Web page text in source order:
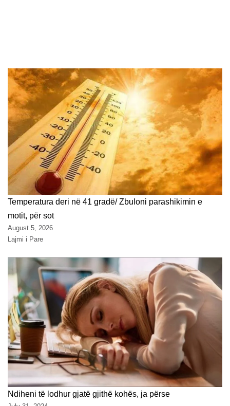
Temperatura deri në 41 gradë/ Zbuloni parashikimin e
motit, për sot
August 5, 2026
Lajmi i Pare
Ndiheni të lodhur gjatë gjithë kohës, ja përse